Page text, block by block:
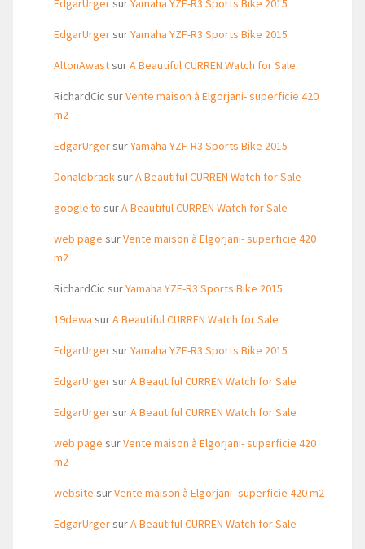
EdgarUrgersurYamaha YZF-R3 Sports Bike 2015
EdgarUrgersurYamaha YZF-R3 Sports Bike 2015
AltonAwastsurA Beautiful CURREN Watch for Sale
RichardCic surVente maison à Elgorjani- superficie 420
m2
EdgarUrgersurYamaha YZF-R3 Sports Bike 2015
DonaldbrasksurA Beautiful CURREN Watch for Sale
google.to surA Beautiful CURREN Watch for Sale
web page surVente maison à Elgorjani- superficie 420
m2
RichardCic surYamaha YZF-R3 Sports Bike 2015
19dewa surA Beautiful CURREN Watch for Sale
EdgarUrgersurYamaha YZF-R3 Sports Bike 2015
EdgarUrgersurA Beautiful CURREN Watch for Sale
EdgarUrgersurA Beautiful CURREN Watch for Sale
web page surVente maison à Elgorjani- superficie 420
m2
website surVente maison à Elgorjani- superficie 420 m2
EdgarUrgersurA Beautiful CURREN Watch for Sale